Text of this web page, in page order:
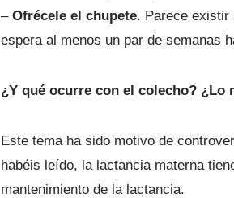
– Ofrécele el chupete. Parece existir
espera al menos un par de semanas
¿Y qué ocurre con el colecho? ¿Lo
Este tema ha sido motivo de
habéis leído, la lactancia materna
mantenimiento de la lactancia.